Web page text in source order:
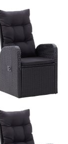
"Добави в
броя
produsul în
detaliile
цел.
"Добави в
броя
цел.